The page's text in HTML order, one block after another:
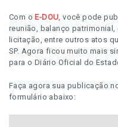
Com o E-DOU, você pode
reunião, balanço
licitação, entre outros atos
SP. Agora ficou muito mais
para o Diário Oficial do
Faça agora sua publicação
formulário abaixo: